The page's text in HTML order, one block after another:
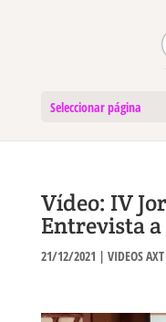
Seleccionar página
Vídeo: IV
Entrevista a
21/12/2021 | VIDEOS AXT